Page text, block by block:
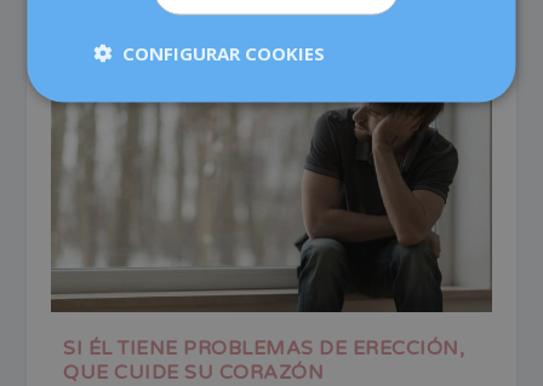
SI ÉL TIENE PROBLEMAS DE ERECCIÓN,
QUE CUIDE SU CORAZÓN
CONFIGURAR COOKIES